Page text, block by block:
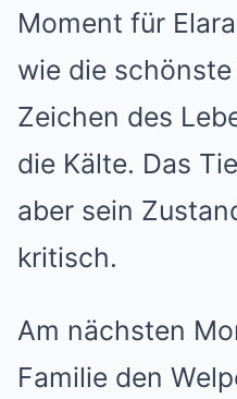
Moment für
wie die
Zeichen des
die Kälte. Das
aber sein
kritisch.
Am nächsten
Familie den